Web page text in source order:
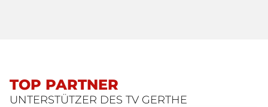
TOP PARTNER
UNTERSTÜTZER DES TV GERTHE